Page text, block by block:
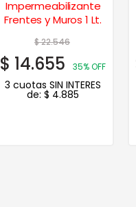
Colores 1 Lt. – Ocre
$19.998
$ 15.998 20% OFF
3 cuotas SIN INTERES
de:$ 5.333